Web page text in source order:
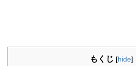
もくじ [hide]